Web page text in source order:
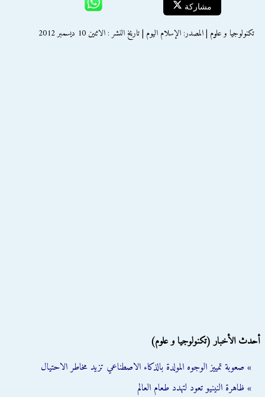
مشاركة
تكنولوجيا و علوم | المصدر: الإسلام اليوم | تاريخ النشر : الاثنين 10 ديسمبر 2012
أحدث الأخبار (تكنولوجيا و علوم)
» صعوبة تمييز الوجوه المولدة بالذكاء الاصطناعي تزيد مخاطر الاحتيال
» ظاهرة النينيو تعود لتهدد طعام العالم